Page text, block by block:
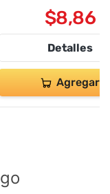
$8,86
Detalles
Agregar